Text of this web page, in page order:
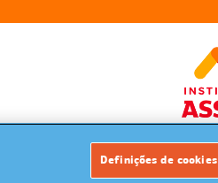
reservados.
Definições de cookies